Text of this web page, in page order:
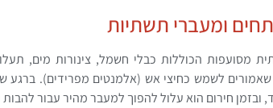
ומעברי תשתיות
מסועפות הכוללות כבלי חשמל, צינורות מים,
שאמורים לשמש כחיצי אש (אלמנטים מפרידים). ברגע
חירום הוא עלול להפוך למעבר מהיר עבור להבות